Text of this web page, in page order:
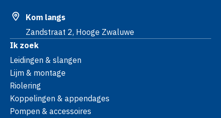
Kom langs
Zandstraat 2, Hooge Zwaluwe
Ik zoek
Leidingen & slangen
Lijm & montage
Riolering
Koppelingen & appendages
Pompen & accessoires